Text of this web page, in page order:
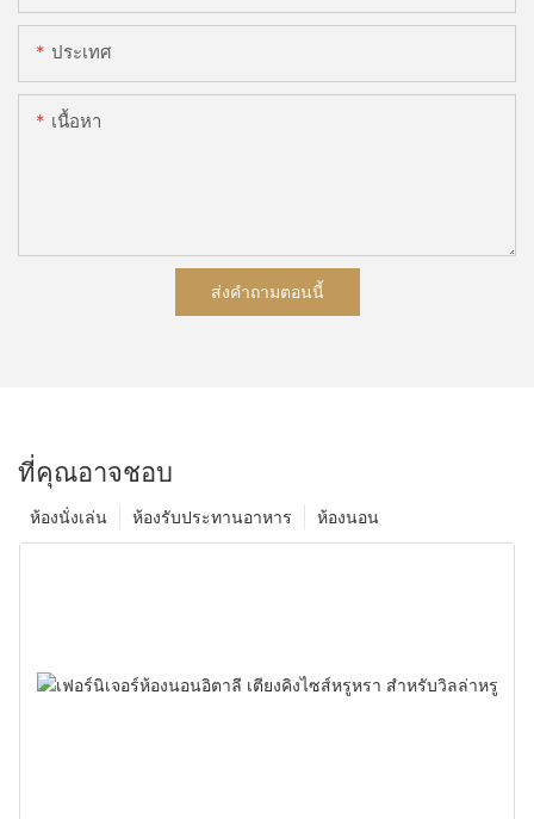
ประเทศ
เนื้อหา
ส่งคำถามตอนนี้
ที่คุณอาจชอบ
ห้องนอน
ห้องรับประทานอาหาร
ห้องนั่งเล่น